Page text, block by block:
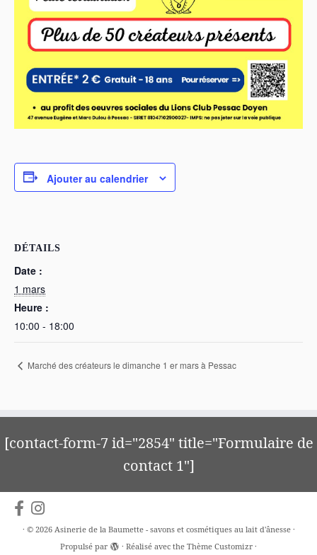
Ajouter au calendrier
DÉTAILS
Date :
1 mars
Heure :
10:00 - 18:00
Marché des créateurs le dimanche 1 er mars à Pessac
[contact-form-7 id="2854" title="Formulaire de
contact 1"]
· © 2026 Asinerie de la Baumette - savons et cosmétiques au lait d'ânesse·
Propulsé par
· Réalisé avec the Thème Customizr ·